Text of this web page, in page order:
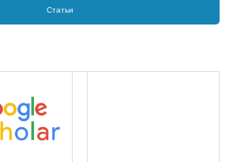
Статьи